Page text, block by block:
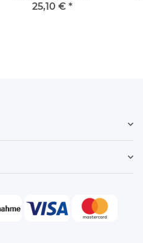
25,10 € *